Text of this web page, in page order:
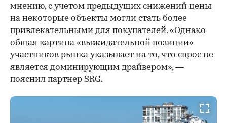
мнению, с учетом предыдущих снижений цены
на некоторые объекты могли стать более
привлекательными для покупателей. «Однако
общая картина «выжидательной позиции»
участников рынка указывает на то, что спрос не
является доминирующим драйвером», —
пояснил партнер SRG.